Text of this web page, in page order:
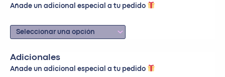
Añade un adicional especial a tu pedido
Adicionales
Añade un adicional especial a tu pedido